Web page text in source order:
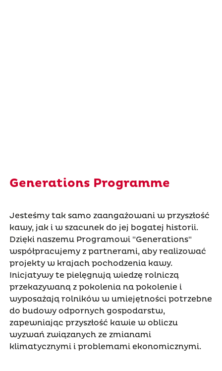
Generations Programme
Jesteśmy tak samo zaangażowani w przyszłość
kawy, jak i w szacunek do jej bogatej historii.
Dzięki naszemu Programowi "Generations"
współpracujemy z partnerami, aby realizować
projekty w krajach pochodzenia kawy.
Inicjatywy te pielęgnują wiedzę rolniczą
przekazywaną z pokolenia na pokolenie i
wyposażają rolników w umiejętności potrzebne
do budowy odpornych gospodarstw,
zapewniając przyszłość kawie w obliczu
wyzwań związanych ze zmianami
klimatycznymi i problemami ekonomicznymi.